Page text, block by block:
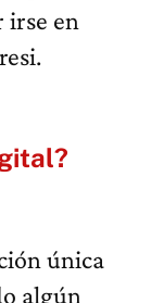
irse en
única
algún